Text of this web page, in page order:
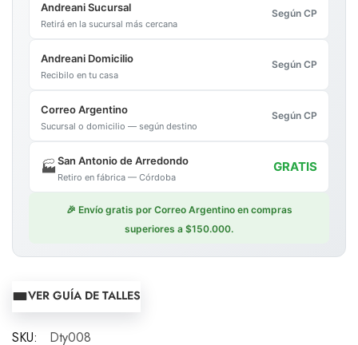
Andreani Sucursal
Retirá en la sucursal más cercana
Según CP
Andreani Domicilio
Recibilo en tu casa
Según CP
Correo Argentino
Sucursal o domicilio — según destino
Según CP
🏭San Antonio de Arredondo
Retiro en fábrica — Córdoba
GRATIS
🎉 Envío gratis por Correo Argentino en compras
superiores a $150.000.
VER GUÍA DE TALLES
SKU: Dty008